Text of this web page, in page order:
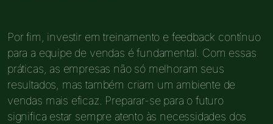
Por fim, investir em treinamento e feedback contínuo
para a equipe de vendas é fundamental. Com essas
práticas, as empresas não só melhoram seus
resultados, mas também criam um ambiente de
vendas mais eficaz. Preparar-se para o futuro
significa estar sempre atento às necessidades dos